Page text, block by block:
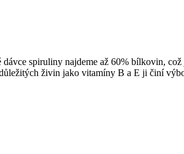
spiruliny najdeme až 60% bílkovin,
živin jako vitamíny B a E ji činí